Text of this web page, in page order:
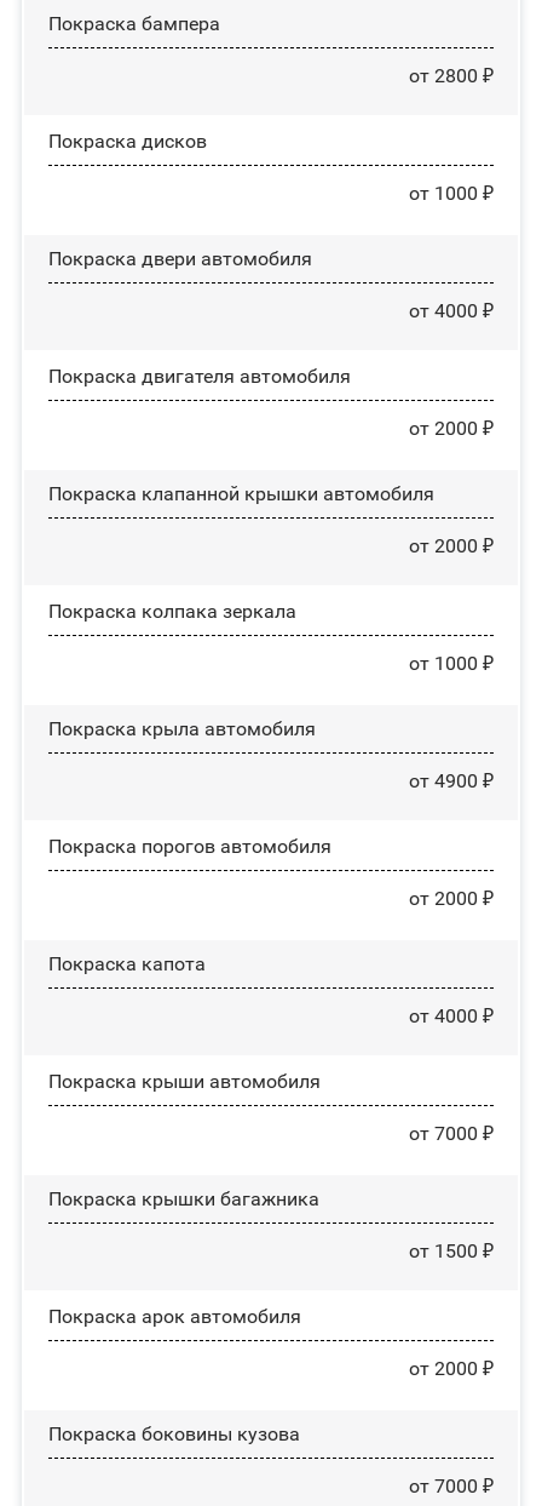
Покраска бампера
от 2800 ₽
Покраска дисков
от 1000 ₽
Покраска двери автомобиля
от 4000 ₽
Покраска двигателя автомобиля
от 2000 ₽
Покраска клапанной крышки автомобиля
от 2000 ₽
Покраска колпака зеркала
от 1000 ₽
Покраска крыла автомобиля
от 4900 ₽
Покраска порогов автомобиля
от 2000 ₽
Покраска капота
от 4000 ₽
Покраска крыши автомобиля
от 7000 ₽
Покраска крышки багажника
от 1500 ₽
Покраска арок автомобиля
от 2000 ₽
Покраска боковины кузова
от 7000 ₽